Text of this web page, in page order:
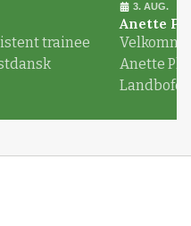
trainee
3. AUG.
Anette
Anette